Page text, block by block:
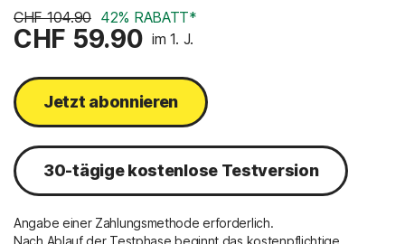
CHF 104.90 42% RABATT*
CHF 59.90 im 1. J.
Jetzt abonnieren
30-tägige kostenlose Testversion
Angabe einer Zahlungsmethode erforderlich.